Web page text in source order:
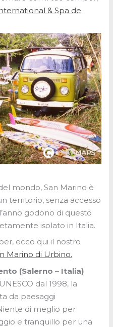
& Spa de
mondo, San Marino è
territorio, senza accesso
godono di questo
isolato in Italia.
ecco qui il nostro
Marino di Urbino.
(Salerno – Italia)
dal 1998, la
da paesaggi
di meglio per
e tranquillo per una